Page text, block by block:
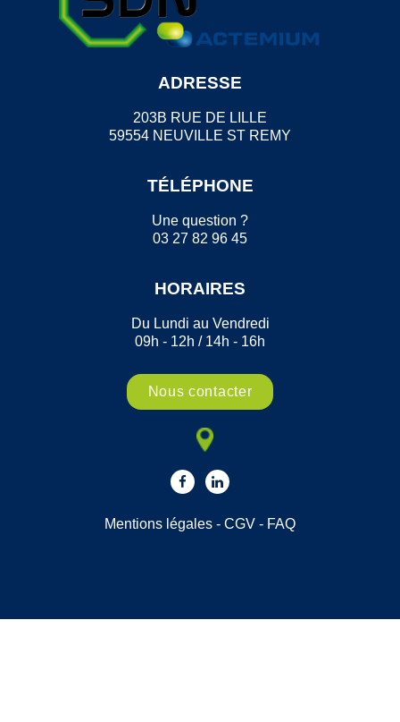
ADRESSE
203B RUE DE LILLE
59554 NEUVILLE ST REMY
TÉLÉPHONE
Une question ?
03 27 82 96 45
HORAIRES
Du Lundi au Vendredi
09h - 12h / 14h - 16h
Nous contacter
Mentions légales - CGV - FAQ